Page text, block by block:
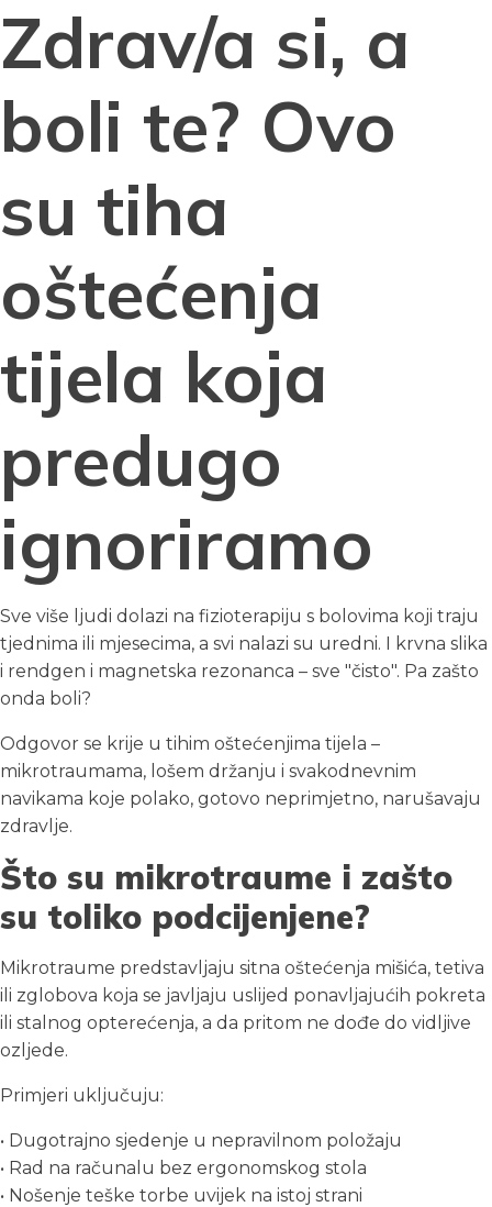
Zdrav/a si, a
boli te? Ovo
su tiha
oštećenja
tijela koja
predugo
ignoriramo
Sve više ljudi dolazi na fizioterapiju s bolovima koji traju
tjednima ili mjesecima, a svi nalazi su uredni. I krvna slika
i rendgen i magnetska rezonanca – sve "čisto". Pa zašto
onda boli?
Odgovor se krije u tihim oštećenjima tijela –
mikrotraumama, lošem držanju i svakodnevnim
navikama koje polako, gotovo neprimjetno, narušavaju
zdravlje.
Što su mikrotraume i zašto
su toliko podcijenjene?
Mikrotraume predstavljaju sitna oštećenja mišića, tetiva
ili zglobova koja se javljaju uslijed ponavljajućih pokreta
ili stalnog opterećenja, a da pritom ne dođe do vidljive
ozljede.
Primjeri uključuju:
• Dugotrajno sjedenje u nepravilnom položaju
• Rad na računalu bez ergonomskog stola
• Nošenje teške torbe uvijek na istoj strani